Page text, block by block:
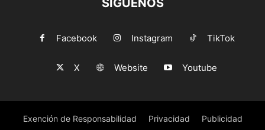
SÍGUENOS
Facebook Instagram TikTok
X Website Youtube
Exención de Responsabilidad Privacidad Publicidad